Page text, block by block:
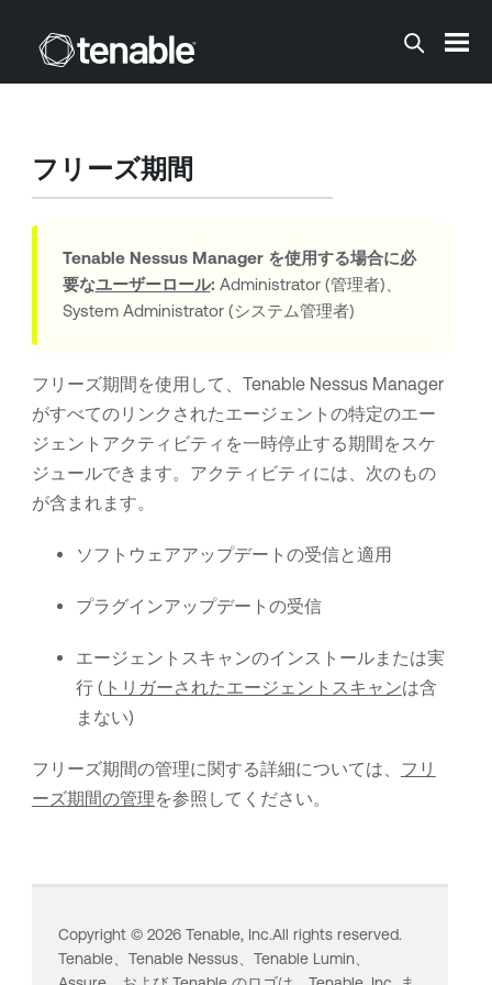
メインコンテンツに移動する
フリーズ期間
Tenable Nessus Managerを使用する場合に必
要なユーザーロール: Administrator (管理者)、
System Administrator (システム管理者)
フリーズ期間を使用して、 Tenable Nessus Manager
がすべてのリンクされたエージェントの特定のエー
ジェントアクティビティを一時停止する期間をスケ
ジュールできます。アクティビティには、次のもの
が含まれます。
ソフトウェアアップデートの受信と適用
プラグインアップデートの受信
エージェントスキャンのインストールまたは実
行(トリガーされたエージェントスキャンは含
まない)
フリーズ期間の管理に関する詳細については、 フリ
ーズ期間の管理を参照してください。
Copyright © 2026Tenable, Inc.All rights reserved.
Tenable、 Tenable Nessus、 Tenable Lumin、